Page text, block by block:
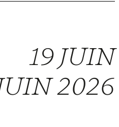
19 JUIN
2026